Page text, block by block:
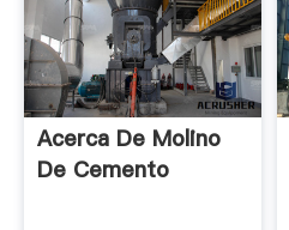
Acerca De Molino
De Cemento